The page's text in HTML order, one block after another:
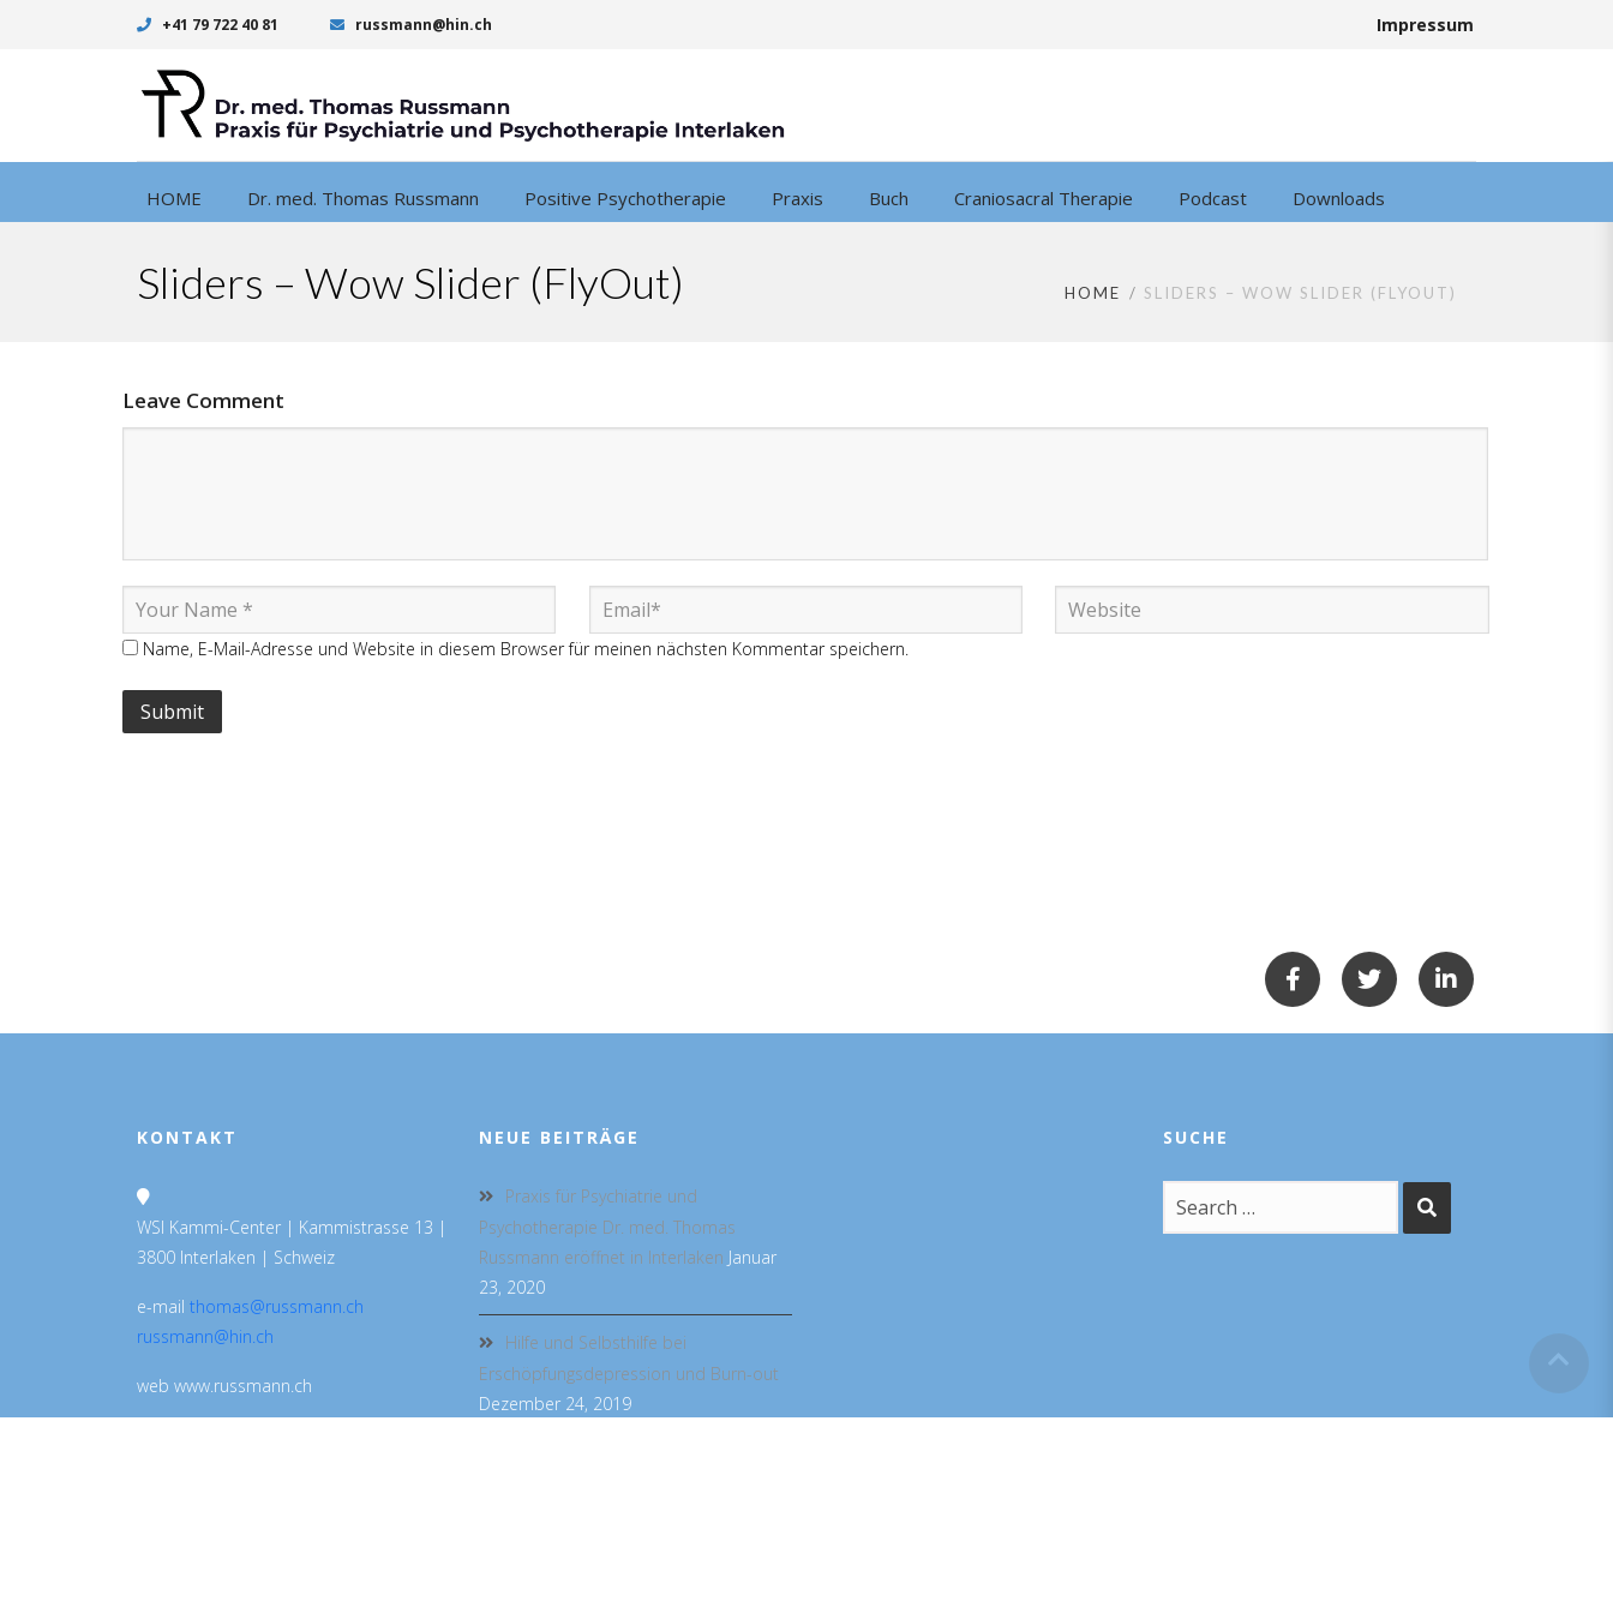
+41 79 722 40 81 russmann@hin.ch Impressum
HOME Dr. med. Thomas Russmann Positive Psychotherapie Praxis Buch Craniosacral Therapie Podcast Downloads
Sliders – Wow Slider (FlyOut) HOME SLIDERS – WOW SLIDER (FLYOUT)
Leave Comment
Name, E-Mail-Adresse und Website in diesem Browser für meinen nächsten Kommentar speichern.
KONTAKT
WSI Kammi-Center | Kammistrasse 13 |
3800 Interlaken | Schweiz
e-mail thomas@russmann.ch
russmann@hin.ch
web www.russmann.ch
NEUE BEITRÄGE
Praxis für Psychiatrie und
Psychotherapie Dr. med. Thomas
Russmann eröffnet in Interlaken Januar
23, 2020
Hilfe und Selbsthilfe bei
Erschöpfungsdepression und Burn-out
Dezember 24, 2019
SUCHE